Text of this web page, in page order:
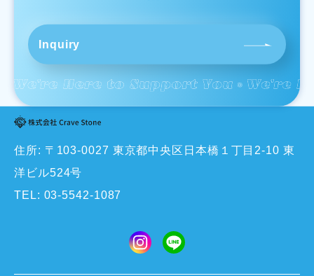
Inquiry
住所: 〒103-0027 東京都中央区日本橋１丁目2-10 東
洋ビル524号
TEL: 03-5542-1087